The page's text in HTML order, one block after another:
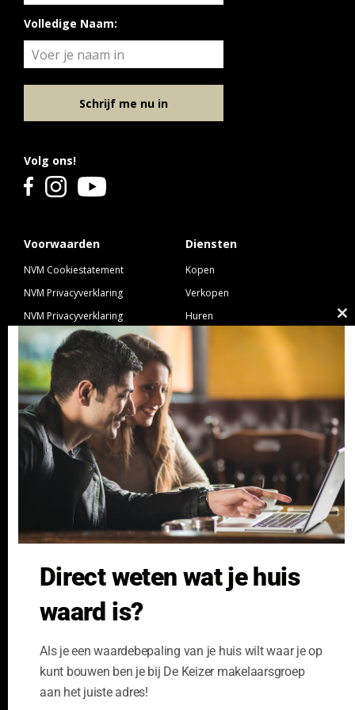
– Energielabel A+++;
– Huurovereenkomst voor onbepaalde tijd;
– Turnkey oplevering;
– Gunstige ligging;
– Alle voorzieningen op fietsafstand;
Interesse en benieuwd naar de voorwaarden?
Neem dan direct contact met ons op voor alle
Voorwaarden
NVM Cookiestatement
NVM Privacyverklaring
NVM Privacyverklaring
Nieuwbouw
NVM Voorwaarden Consument
NVM Voorwaarden
Professionele Opdrachtgevers
Diensten
Kopen
Verkopen
Huren
Hypotheek
Verzekeren
Links
Ibiza Real Estate BDK
NieuwWonenUtrecht
Zuijdplas | De Keizer
Bedrijfsmakelaars
Kennisbank
Volg ons!
Volledige Naam:
Schrijf me nu in
Direct weten wat je huis
waard is?
Als je een waardebepaling van je huis wilt waar je op
kunt bouwen ben je bij De Keizer makelaarsgroep
aan het juiste adres!